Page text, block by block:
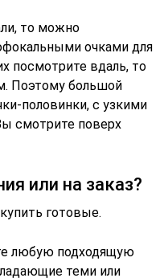
то можно
очками для
посмотрите вдаль, то
Поэтому большой
половинки, с узкими
смотрите поверх
или на заказ?
готовые.
любую подходящую
теми или